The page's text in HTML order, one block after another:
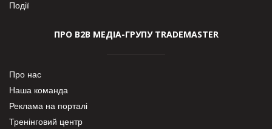
Події
ПРО В2В МЕДІА-ГРУПУ TRADEMASTER
Про нас
Наша команда
Реклама на порталі
Тренінговий центр